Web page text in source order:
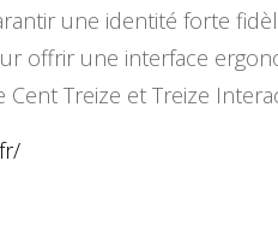
une identité forte
offrir une interface
Treize et Treize